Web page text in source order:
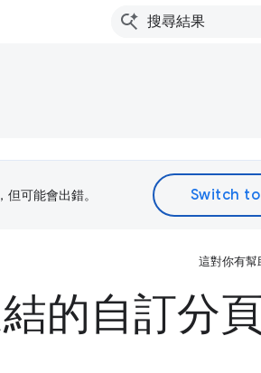
可能會出錯。
這對你有幫
的自訂分頁